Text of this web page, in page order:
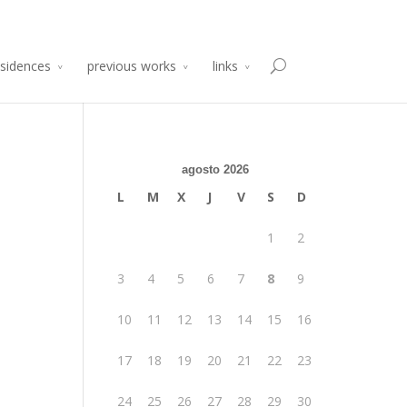
previous works links
agosto 2026
L M X J V S D
1 2
3 4 5 6 7 8 9
10 11 12 13 14 15 16
17 18 19 20 21 22 23
24 25 26 27 28 29 30